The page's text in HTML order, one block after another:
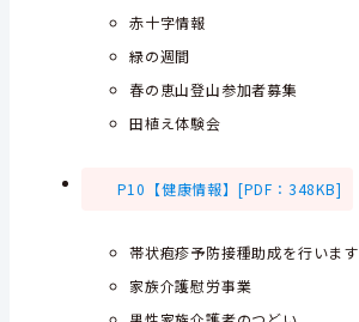
赤十字情報
緑の週間
春の恵山登山参加者募集
田植え体験会
P10【健康情報】[PDF：348KB]
帯状疱疹予防接種助成を行います
家族介護慰労事業